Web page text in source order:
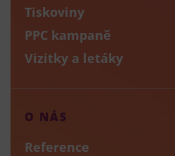
Tiskoviny
PPC kampaně
Vizitky a letáky
O NÁS
Reference